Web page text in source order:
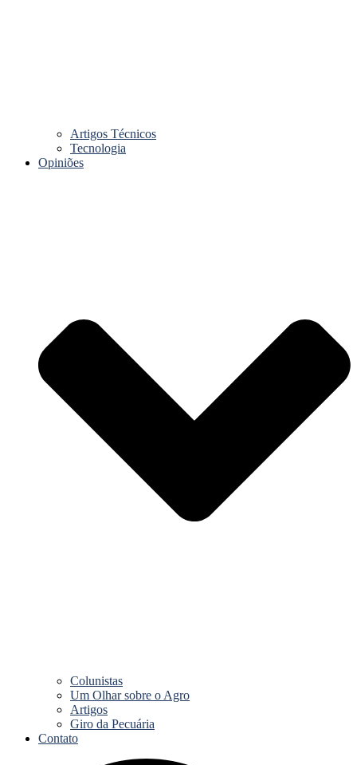
Artigos Técnicos
Tecnologia
Opiniões
Colunistas
Um Olhar sobre o Agro
Artigos
Giro da Pecuária
Contato